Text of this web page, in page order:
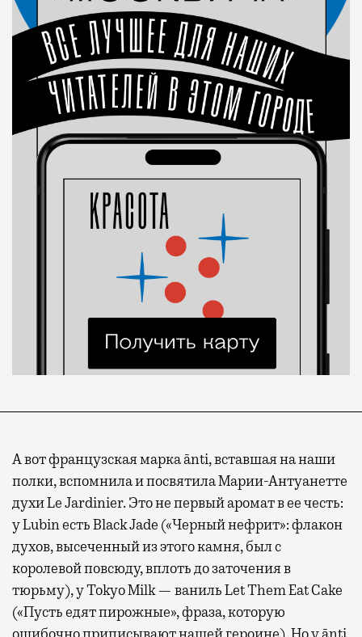
А вот французская марка ānti, вставшая на наши
полки, вспомнила и посвятила Марии-Антуанетте
духи Le Jardinier. Это не первый аромат в ее честь:
у Lubin есть Black Jade («Черный нефрит»: флакон
духов, высеченный из этого камня, был с
королевой повсюду, вплоть до заточения в
тюрьму), у Tokyo Milk — ваниль Let Them Eat Cake
(«Пусть едят пирожные», фраза, которую